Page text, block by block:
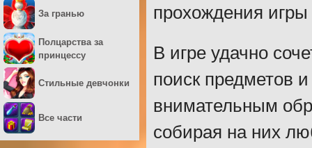
прохождения игры
В игре удачно
поиск предметов
внимательным
собирая на них
За гранью
Полцарства за
принцессу
Стильные девчонки
Все части